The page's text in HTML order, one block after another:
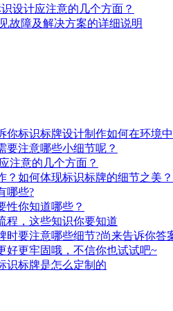
设计应注意的几个方面？
故障及解决方案的详细说明
你标识标牌设计制作如何在环境
要注意哪些小细节呢？
注意的几个方面？
？如何体现标识标牌的细节之美？
哪些?
性你知道哪些？
程，这些知识你要知道
时要注意哪些细节?尚来告诉你答
好更牢固哦，不信你也试试吧~
识标牌是怎么定制的